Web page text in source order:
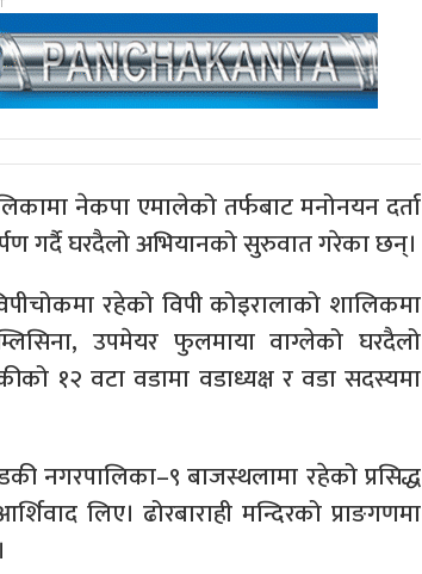
नेकपा एमालेको तर्फबाट मनोनयन दर्ता
गर्दै घरदैलो अभियानको सुरुवात गरेका छन्।
रहेको विपी कोइरालाको शालिकमा
उपमेयर फुलमाया वाग्लेको घरदैलो
१२ वटा वडामा वडाध्यक्ष र वडा सदस्यमा
नगरपालिका–९ बाजस्थलामा रहेको प्रसिद्ध
लिए। ढोरबाराही मन्दिरको प्राङगणमा